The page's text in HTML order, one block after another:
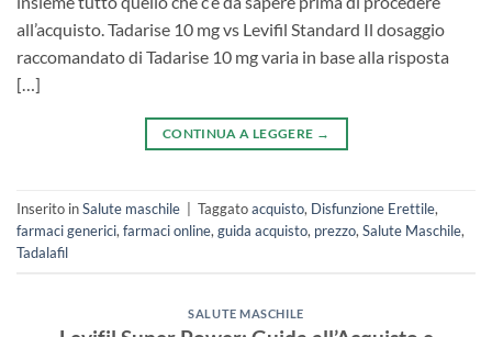
all’acquisto. Tadarise 10 mg vs Levifil Standard Il dosaggio
raccomandato di Tadarise 10 mg varia in base alla risposta
[…]
CONTINUA A LEGGERE →
Inserito inSalute maschile Taggatoacquisto, Disfunzione Erettile,
farmaci generici, farmaci online, guida acquisto, prezzo, Salute Maschile,
Tadalafil
SALUTE MASCHILE